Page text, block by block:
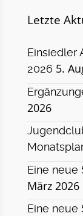
Letzte
Einsiedler
2026 5.
2026
Eine neue
März 2026
Eine neue